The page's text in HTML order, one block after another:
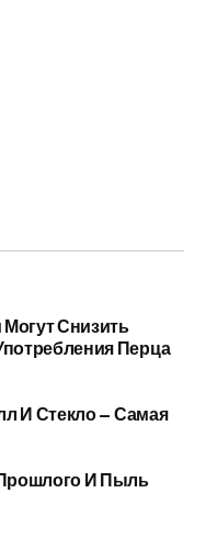
Снизить
Перца
И Стекло — Самая
И Пыль